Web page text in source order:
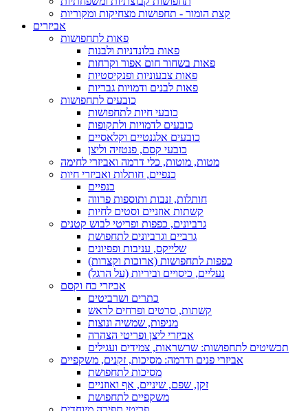
קצת הומור - תחפושות מצחיקות ומקוריות
אביזרים
פאות לתחפושות
פאות בלונדניות ולבנות
פאות בשחור חום אפור וקרחות
פאות צבעוניות ופנקיסטיות
פאות לבנים ודמויות גבריות
כובעים לתחפושות
כובעי חיות לתחפושות
כובעים לדמויות ולתקופות
כובעים אלגנטיים וקלאסיים
כובעי קסם, פנטזיה וליצן
מטות, מוטות, כלי דרמה ואביזרי לחימה
כנפיים, חותלות ואביזרי חיות
כנפיים
חותלות, זנבות ותוספות פרווה
קשתות אוזניים וסטים לחיות
גרביונים, כפפות ופריטי לבוש קטנים
גרביים וגרביונים לתחפושת
שלייקס, עניבות ופפיונים
כפפות לתחפושות (ארוכות וקצרות)
נעליים, כיסויים וביריות (על הרגל)
אביזרי כח וקסם
כתרים ושרביטים
קשתות, סרטים ופרחים לראש
מניפות, שמשיה ונוצות
אביזרי ליצן ופריטי הצהרה
תכשיטים לתחפושות: שרשראות, צמידים ועגילים
אביזרי פנים ודרמה: מסיכות, זקנים, משקפיים
מסיכות לתחפושת
זקן, שפם, שיניים, אף ואוזניים
משקפיים לתחפושת